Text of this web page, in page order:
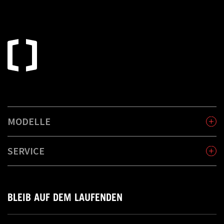
MODELLE
SERVICE
BLEIB AUF DEM LAUFENDEN